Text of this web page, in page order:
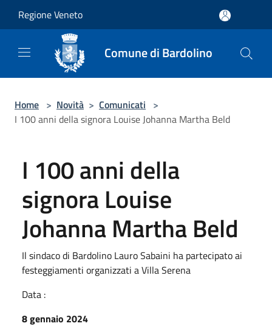
Regione Veneto
Comune di Bardolino
Home > Novità > Comunicati >
I 100 anni della signora Louise Johanna Martha Beld
I 100 anni della
signora Louise
Johanna Martha Beld
Il sindaco di Bardolino Lauro Sabaini ha partecipato ai
festeggiamenti organizzati a Villa Serena
Data :
8 gennaio 2024